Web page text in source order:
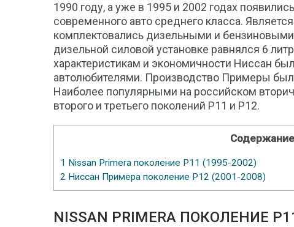
1990 году, а уже в 1995 и 2002 годах
современного авто среднего класса.
комплектовались дизельными и
дизельной силовой установке равнялся 6
характеристикам и экономичности Ниссан
автолюбителями. Производство Примеры
Наиболее популярными на российском
второго и третьего поколений Р11 и Р12.
1 Nissan Primera поколение P11 (1995-2002)
2 Ниссан Примера поколение Р12 (2001-2008)
NISSAN PRIMERA ПОКОЛЕНИЕ